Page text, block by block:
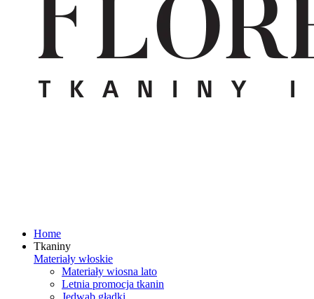
Home
Tkaniny
Materiały włoskie
Materiały wiosna lato
Letnia promocja tkanin
Jedwab gładki